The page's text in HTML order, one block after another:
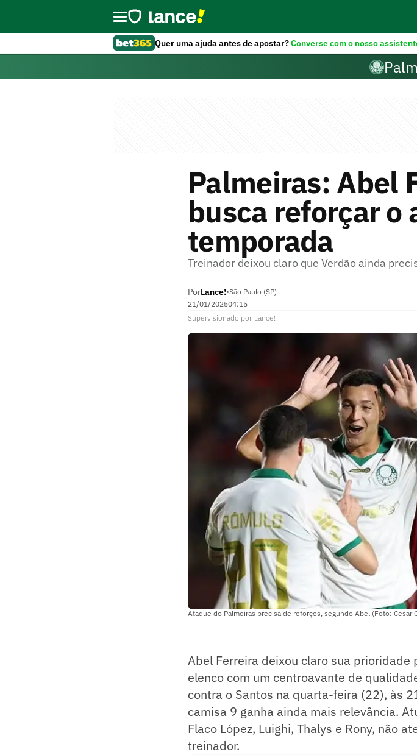
Quer uma ajuda antes de apostar?Converse com o nosso
Palmeiras: Abel
busca reforçar o
temporada
Treinador deixou claro que Verdão ainda
PorLance!•São Paulo (SP)
21/01/202504:15
Supervisionado por Lance!
Ataque do Palmeiras precisa de reforços, segundo Abel (Foto: Cesar
Abel Ferreira deixou claro sua prioridade
elenco com um centroavante de
contra o Santos na quarta-feira (22), às
camisa 9 ganha ainda mais relevância.
Flaco López, Luighi, Thalys e Rony, não
treinador.